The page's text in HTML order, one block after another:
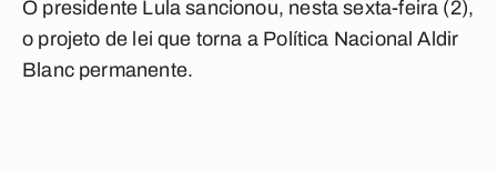
O presidente Lula sancionou, nesta sexta-feira (2),
o projeto de lei que torna a Política Nacional Aldir
Blanc permanente.